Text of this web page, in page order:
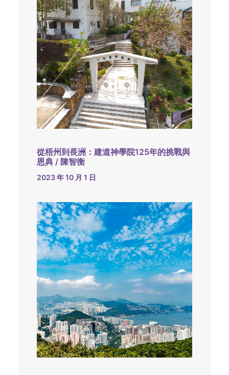
從梧州到長洲：建道神學院125年的挑戰與
恩典 / 陳智衡
2023 年 10 月 1 日